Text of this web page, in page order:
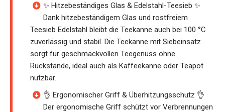
✨ Hitzebeständiges Glas & Edelstahl-Teesieb ✨
Dank hitzebeständigem Glas und rostfreiem
Teesieb Edelstahl bleibt die Teekanne auch bei 100 °C
zuverlässig und stabil. Die Teekanne mit Siebeinsatz
sorgt für geschmackvollen Teegenuss ohne
Rückstände, ideal auch als Kaffeekanne oder Teapot
nutzbar.
👌 Ergonomischer Griff & Überhitzungsschutz 👌
Der ergonomische Griff schützt vor Verbrennungen